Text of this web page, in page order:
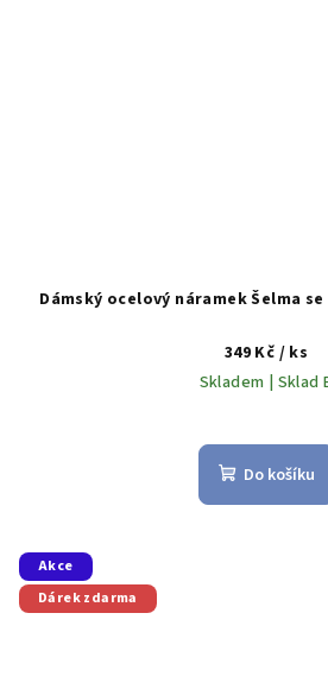
Dámský ocelový náramek Šelma
349 Kč / ks
Skladem | Sklad
Do košíku
Akce
Dárek zdarma